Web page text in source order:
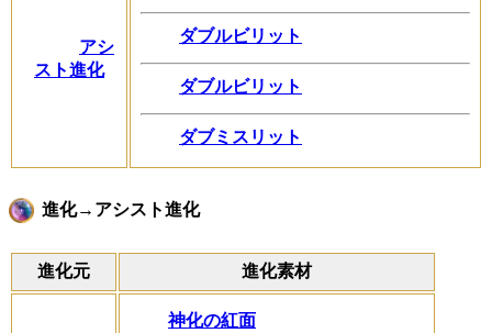
アシ
スト進化
ダブルビリット
ダブルビリット
ダブミスリット
進化→アシスト進化
進化元 進化素材
神化の紅面